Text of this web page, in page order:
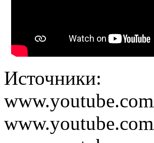
Источники: